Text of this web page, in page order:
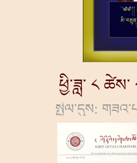
ཕྱི་ཟླ་ ༨
སྤེལ་དུས: